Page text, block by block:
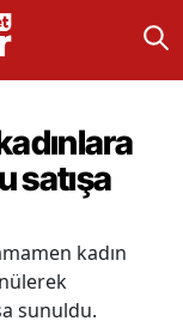
satışa
kadın
sunuldu.